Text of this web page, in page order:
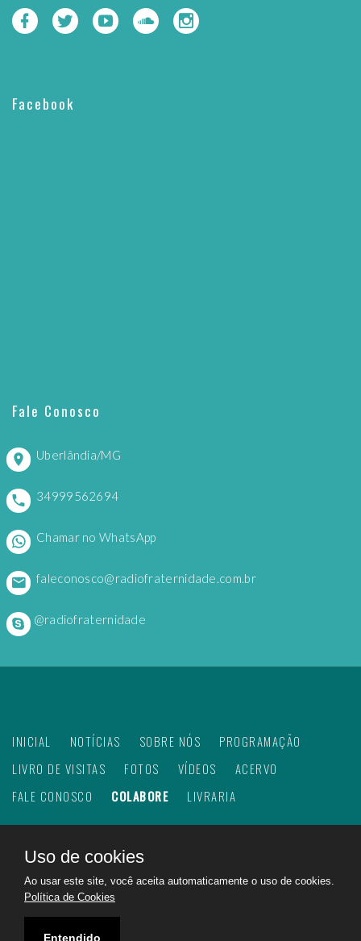
Facebook
Fale Conosco
Uberlândia/MG
34999562694
Chamar no WhatsApp
faleconosco@radiofraternidade.com.br
@radiofraternidade
INICIAL NOTÍCIAS SOBRE NÓS
PROGRAMAÇÃO
LIVRO DE VISITAS
FOTOS VÍDEOS
ACERVO
FALE CONOSCO
COLABORE LIVRARIA
2026Web Rádio Fraternidade. Todos os direitos
reservados.
Feito com
no Brasil para todo o mundo!
Rádio Fraternidade a emissora do bem na internet.
Uso de cookies
Ao usar este site, você aceita automaticamente o uso de cookies.
Política de Cookies
Entendido